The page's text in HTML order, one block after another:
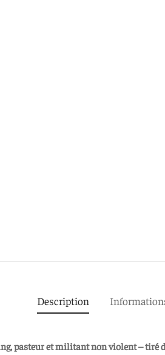
Description
pasteur et militant non violent – tiré